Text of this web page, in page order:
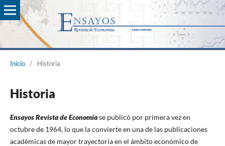
Inicio / Historia
Historia
Ensayos Revista de Economíase publicó por primera vez en
octubre de 1964, lo que la convierte en una de las publicaciones
académicas de mayor trayectoria en el ámbito económico de